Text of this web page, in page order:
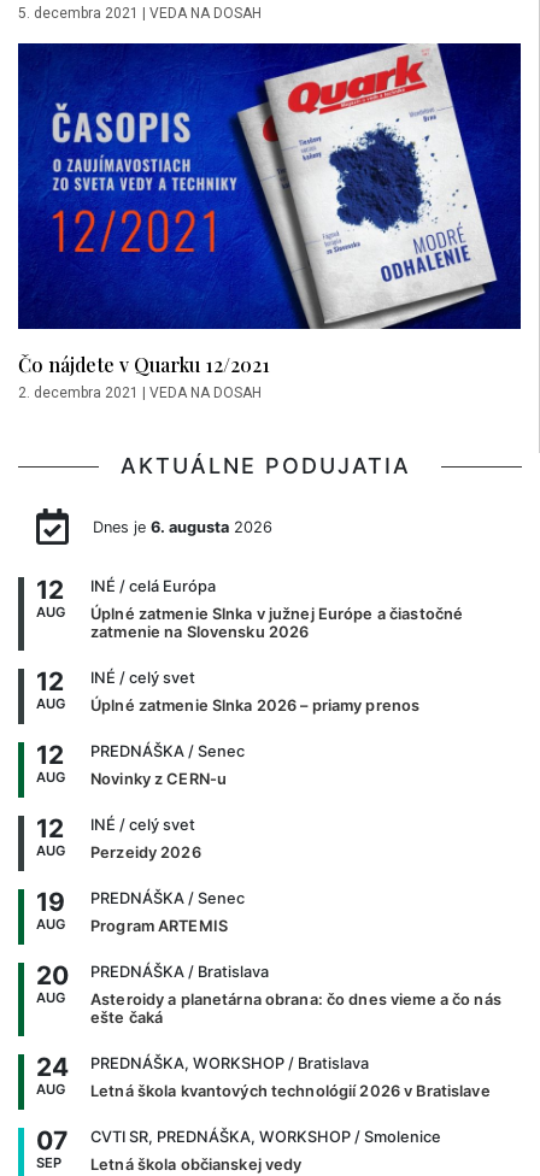
5. decembra 2021 VEDA NA DOSAH
Čo nájdete v Quarku 12/2021
2. decembra 2021 | VEDA NA DOSAH
AKTUÁLNE PODUJATIA
Dnes je 6. augusta2026
12
AUG
INÉ / celá Európa
Úplné zatmenie Slnka v južnej Európe a čiastočné
zatmenie na Slovensku 2026
12
AUG
INÉ / celý svet
Úplné zatmenie Slnka 2026 – priamy prenos
12
AUG
PREDNÁŠKA / Senec
Novinky z CERN-u
12
AUG
INÉ / celý svet
Perzeidy 2026
19
AUG
PREDNÁŠKA / Senec
Program ARTEMIS
20
AUG
PREDNÁŠKA / Bratislava
Asteroidy a planetárna obrana: čo dnes vieme a čo nás
ešte čaká
24
AUG
PREDNÁŠKA, WORKSHOP / Bratislava
Letná škola kvantových technológií 2026 v Bratislave
07
SEP
CVTI SR, PREDNÁŠKA, WORKSHOP / Smolenice
Letná škola občianskej vedy